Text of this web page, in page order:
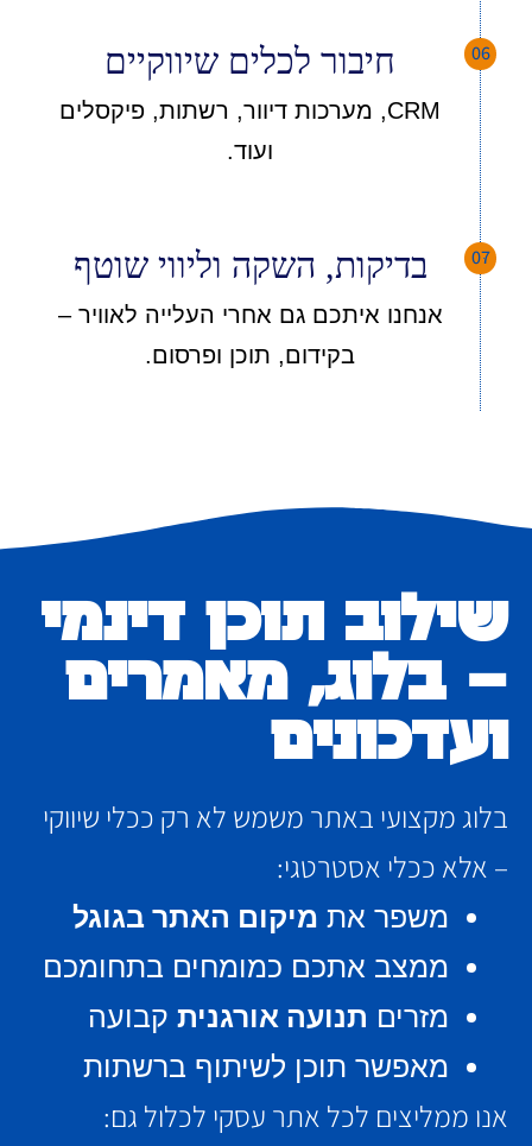
06 חיבור לכלים שיווקיים
CRM, מערכות דיוור, רשתות, פיקסלים
ועוד.
07 בדיקות, השקה וליווי שוטף
אנחנו איתכם גם אחרי העלייה לאוויר –
בקידום, תוכן ופרסום.
שילוב תוכן דינמי
– בלוג, מאמרים
ועדכונים
בלוג מקצועי באתר משמש לא רק ככלי שיווקי
– אלא ככלי אסטרטגי:
משפר את מיקום האתר בגוגל
ממצב אתכם כמומחים בתחומכם
מזרים תנועה אורגנית קבועה
מאפשר תוכן לשיתוף ברשתות
אנו ממליצים לכל אתר עסקי לכלול גם: